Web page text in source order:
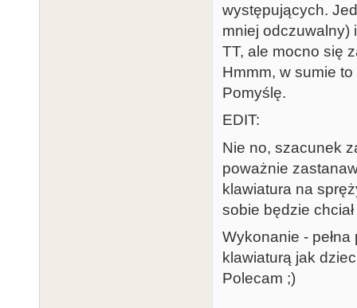
występujących.
mniej odczuwalny)
TT, ale mocno się
Hmmm, w sumie
Pomyślę.
EDIT:
Nie no, szacunek
poważnie
klawiatura na
sobie będzie
Wykonanie -
klawiaturą jak
Polecam ;)